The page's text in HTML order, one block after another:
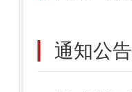
通知公告